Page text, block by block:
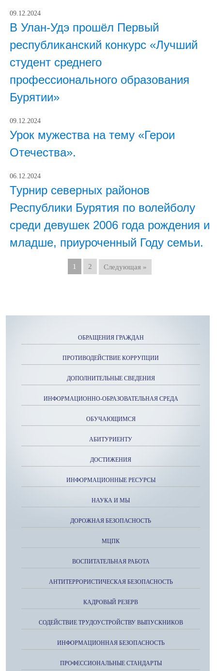
09.12.2024
В Улан-Удэ прошёл Первый
республиканский конкурс «Лучший
студент среднего
профессионального образования
Бурятии»
09.12.2024
Урок мужества на тему «Герои
Отечества».
06.12.2024
Турнир северных районов
Республики Бурятия по волейболу
среди девушек 2006 года рождения и
младше, приуроченный Году семьи.
1 2 Следующая »
ОБРАЩЕНИЯ ГРАЖДАН
ПРОТИВОДЕЙСТВИЕ КОРРУПЦИИ
ДОПОЛНИТЕЛЬНЫЕ СВЕДЕНИЯ
ИНФОРМАЦИОННО-ОБРАЗОВАТЕЛЬНАЯ СРЕДА
ОБУЧАЮЩИМСЯ
АБИТУРИЕНТУ
ДОСТИЖЕНИЯ
ИНФОРМАЦИОННЫЕ РЕСУРСЫ
НАУКА И МЫ
ДОРОЖНАЯ БЕЗОПАСНОСТЬ
МЦПК
ВОСПИТАТЕЛЬНАЯ РАБОТА
АНТИТЕРРОРИСТИЧЕСКАЯ БЕЗОПАСНОСТЬ
КАДРОВЫЙ РЕЗЕРВ
СОДЕЙСТВИЕ ТРУДОУСТРОЙСТВУ ВЫПУСКНИКОВ
ИНФОРМАЦИОННАЯ БЕЗОПАСНОСТЬ
ПРОФЕССИОНАЛЬНЫЕ СТАНДАРТЫ